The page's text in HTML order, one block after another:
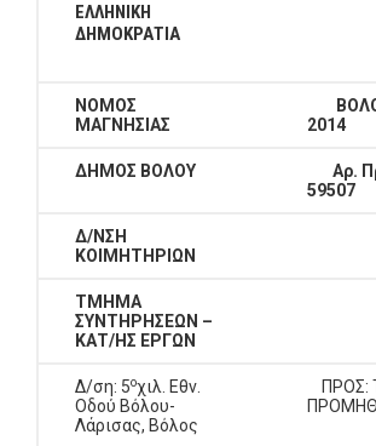
ΕΛΛΗΝΙΚΗ
ΔΗΜΟΚΡΑΤΙΑ
ΝΟΜΟΣ
ΜΑΓΝΗΣΙΑΣ
2014
ΔΗΜΟΣ ΒΟΛΟΥ
Αρ.
59507
Δ/ΝΣΗ
ΚΟΙΜΗΤΗΡΙΩΝ
ΤΜΗΜΑ
ΣΥΝΤΗΡΗΣΕΩΝ –
ΚΑΤ/ΗΣ ΕΡΓΩΝ
Δ/ση: 5οχιλ. Εθν.
Οδού Βόλου-
Λάρισας, Βόλος
ΠΡΟΣ: